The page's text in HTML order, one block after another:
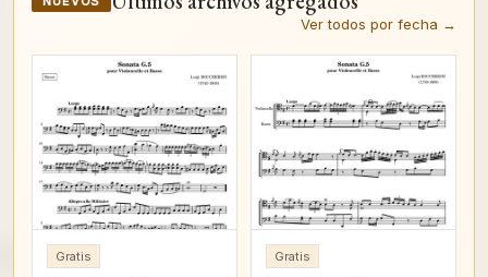
Ver todos por fecha →
Gratis Gratis